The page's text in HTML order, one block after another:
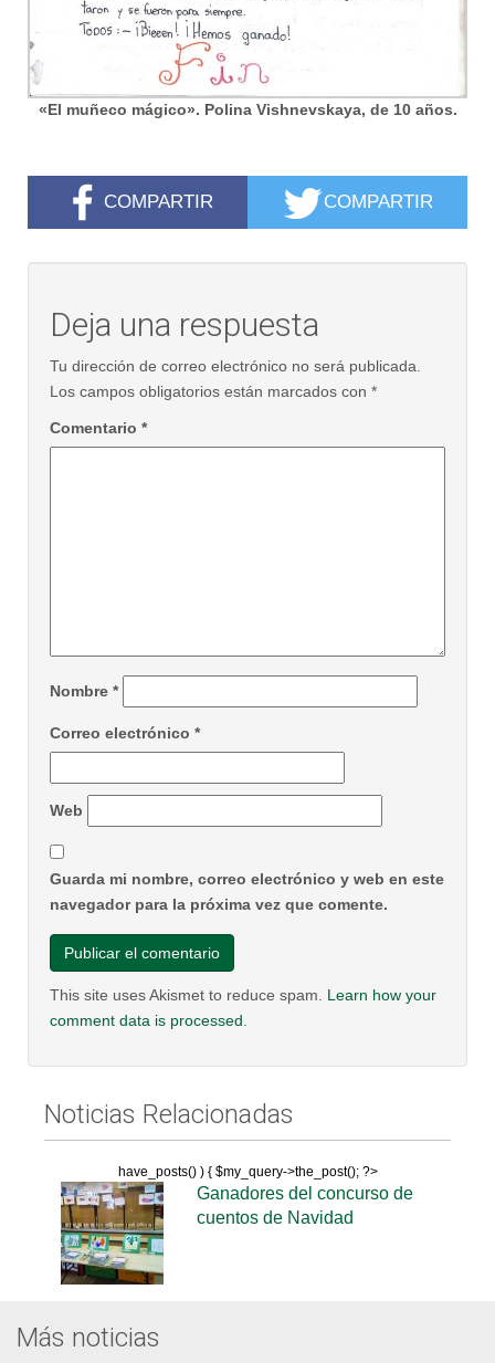
«El muñeco mágico». Polina Vishnevskaya, de 10 años.
COMPARTIR COMPARTIR
Deja una respuesta
Tu dirección de correo electrónico no será publicada.
Los campos obligatorios están marcados con *
Comentario *
Nombre *
Correo electrónico *
Web
Guarda mi nombre, correo electrónico y web en este
navegador para la próxima vez que comente.
This site uses Akismet to reduce spam. Learn how your
comment data is processed.
Noticias Relacionadas
have_posts() ) { $my_query->the_post(); ?>
Ganadores del concurso de
cuentos de Navidad
Más noticias